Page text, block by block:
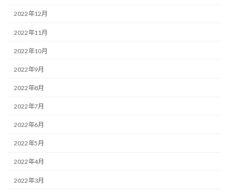
2022年12月
2022年11月
2022年10月
2022年9月
2022年8月
2022年7月
2022年6月
2022年5月
2022年4月
2022年3月